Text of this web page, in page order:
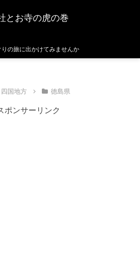
とお寺の虎の巻
りの旅に出かけてみませんか
国地方 徳島県
ポンサーリンク